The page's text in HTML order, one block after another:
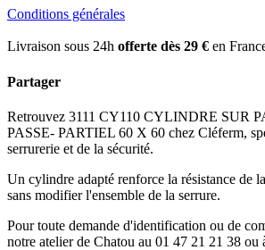
Conditions générales
Livraison sous 24h offerte dès 29 € en
Partager
Retrouvez 3111 CY110 CYLINDRE SUR
PASSE- PARTIEL 60 X 60 chez Cléferm,
serrurerie et de la sécurité.
Un cylindre adapté renforce la résistance de
sans modifier l'ensemble de la serrure.
Pour toute demande d'identification ou de
notre atelier de Chatou au 01 47 21 21 38 ou